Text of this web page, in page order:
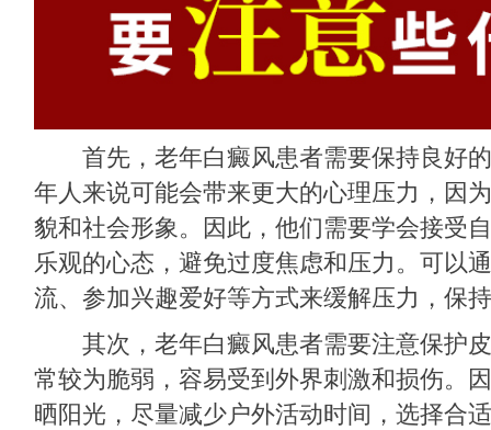
首先，老年白癜风患者需要保持良好的
年人来说可能会带来更大的心理压力，因
貌和社会形象。因此，他们需要学会接受
乐观的心态，避免过度焦虑和压力。可以
流、参加兴趣爱好等方式来缓解压力，保
其次，老年白癜风患者需要注意保护皮
常较为脆弱，容易受到外界刺激和损伤。
晒阳光，尽量减少户外活动时间，选择合